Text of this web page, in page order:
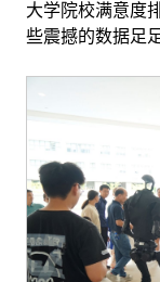
大学院校满意度
些震撼的数据足